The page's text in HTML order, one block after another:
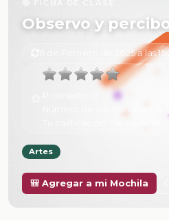
Observo y
6 de Febrero de 2025 a las
Número de valoraciones:
Artes
🎒 Agregar a mi Mochila